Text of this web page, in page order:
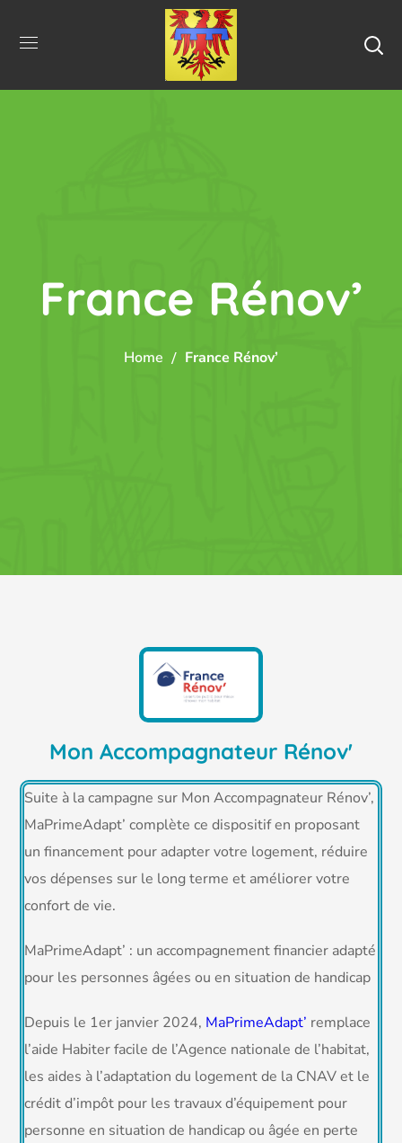
France Rénov’
Home France Rénov’
Mon Accompagnateur Rénov'
Suite à la campagne sur Mon Accompagnateur Rénov’,
MaPrimeAdapt’ complète ce dispositif en proposant
un financement pour adapter votre logement, réduire
vos dépenses sur le long terme et améliorer votre
confort de vie.
MaPrimeAdapt’ : un accompagnement financier adapté
pour les personnes âgées ou en situation de handicap
Depuis le 1er janvier 2024, MaPrimeAdapt’ remplace
l’aide Habiter facile de l’Agence nationale de l’habitat,
les aides à l’adaptation du logement de la CNAV et le
crédit d’impôt pour les travaux d’équipement pour
personne en situation de handicap ou âgée en perte